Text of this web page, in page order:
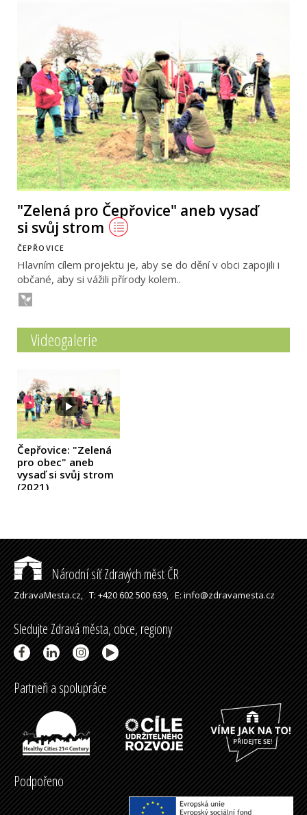
"Zelená pro Čepřovice" aneb vysaď
si svůj strom
ČEPŘOVICE
Hlavním cílem projektu je, aby se do dění v obci zapojili i
občané, aby si vážili přírody kolem..
Videogalerie
Čepřovice: "Zelená
pro obec" aneb
vysaď si svůj strom
(2021)
Národní síť Zdravých měst ČR
ZdravaMesta.cz,T: +420 602 500 639,E: info@zdravamesta.cz
Sledujte Zdravá města, obce, regiony
Partneři a spolupráce
Podpořeno